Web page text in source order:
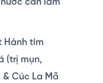
cần làm
tím
(trị mụn,
Cúc La Mã